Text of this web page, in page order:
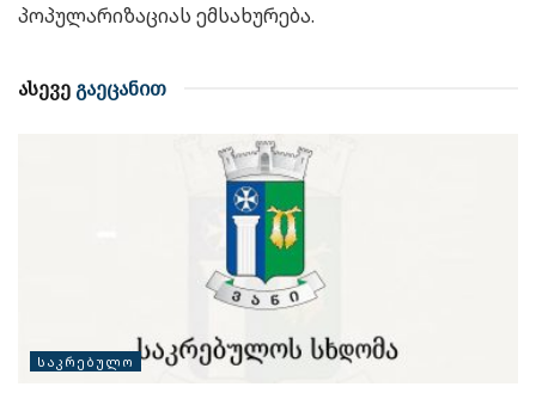
პოპულარიზაციას ემსახურება.
ასევე გაეცანით
ᲡᲐᲙᲠᲔᲑᲣᲚᲝ